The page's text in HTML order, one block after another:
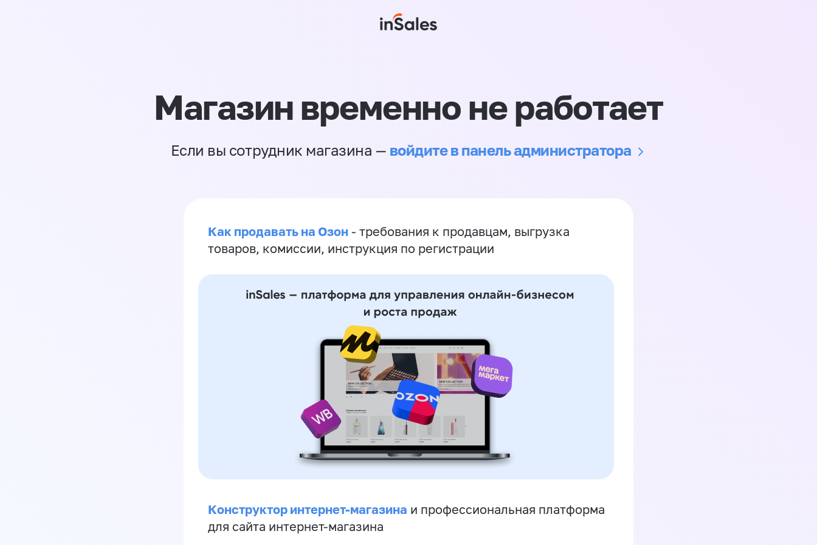
Магазин временно не работает
Если вы сотрудник магазина — войдите в панель администратора
Как продавать на Озон - требования к продавцам, выгрузка
товаров, комиссии, инструкция по регистрации
Конструктор интернет-магазина и профессиональная платформа
для сайта интернет-магазина